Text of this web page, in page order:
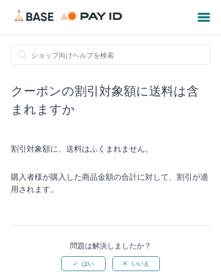
クーポンの割引対象額に送料は含
まれますか
割引対象額に、送料はふくまれません。
購入者様が購入した商品金額の合計に対して、割引が適
用されます。
問題は解決しましたか？